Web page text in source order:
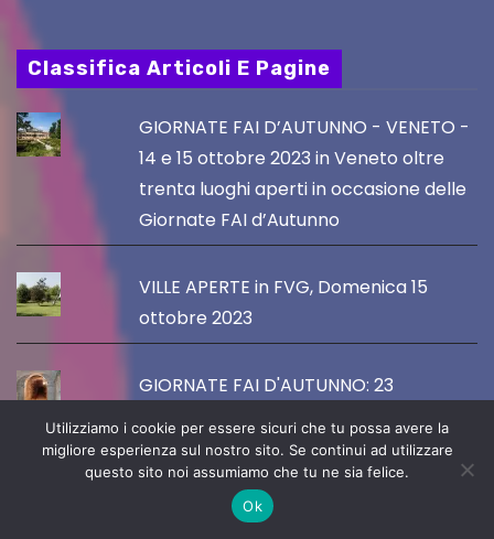
Classifica Articoli E Pagine
GIORNATE FAI D’AUTUNNO - VENETO -
14 e 15 ottobre 2023 in Veneto oltre
trenta luoghi aperti in occasione delle
Giornate FAI d’Autunno
VILLE APERTE in FVG, Domenica 15
ottobre 2023
GIORNATE FAI D'AUTUNNO: 23
APERTURE IN 9 COMUNI DEL FVG
SABATO 15 E DOMENICA 16 OTTOBRE
2023
Utilizziamo i cookie per essere sicuri che tu possa avere la
migliore esperienza sul nostro sito. Se continui ad utilizzare
questo sito noi assumiamo che tu ne sia felice.
Ok